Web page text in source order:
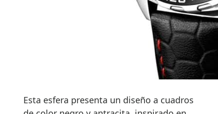
Esta esfera presenta un diseño a cuadros